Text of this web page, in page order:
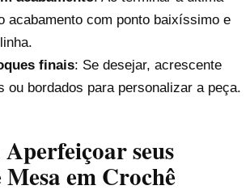
acabamento com ponto baixíssimo e
finais: Se desejar, acrescente
ou bordados para personalizar a peça.
seus
em Crochê